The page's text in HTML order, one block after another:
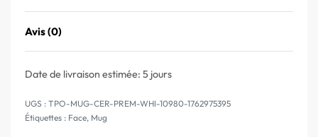
Avis (0)
Date de livraison estimée: 5 jours
TPO-MUG-CER-PREM-WHI-10980-1762975395
Étiquettes : Face, Mug